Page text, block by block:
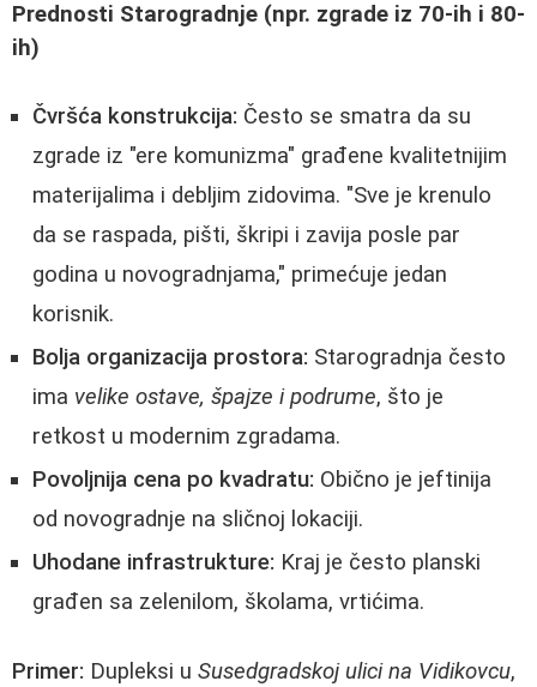
Prednosti Starogradnje (npr. zgrade iz 70-ih i 80-
ih)
Čvršća konstrukcija: Često se smatra da su
zgrade iz "ere komunizma" građene kvalitetnijim
materijalima i debljim zidovima. "Sve je krenulo
da se raspada, pišti, škripi i zavija posle par
godina u novogradnjama," primećuje jedan
korisnik.
Bolja organizacija prostora: Starogradnja često
ima velike ostave, špajze i podrume, što je
retkost u modernim zgradama.
Povoljnija cena po kvadratu: Obično je jeftinija
od novogradnje na sličnoj lokaciji.
Uhodane infrastrukture: Kraj je često planski
građen sa zelenilom, školama, vrtićima.
Primer: Dupleksi u Susedgradskoj ulici na Vidikovcu,